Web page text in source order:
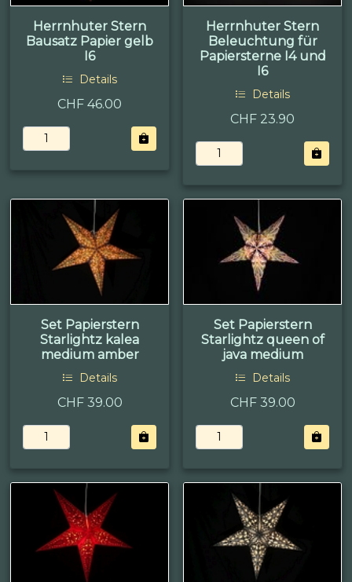
Herrnhuter Stern
Bausatz Papier gelb
I6
Details
CHF 46.00
Herrnhuter Stern
Beleuchtung für
Papiersterne I4 und
I6
Details
CHF 23.90
Set Papierstern
Starlightz kalea
medium amber
Details
CHF 39.00
Set Papierstern
Starlightz queen of
java medium
Details
CHF 39.00